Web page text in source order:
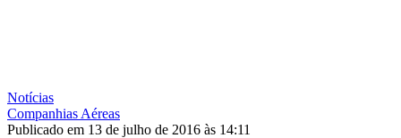
Notícias
Companhias Aéreas
Publicado em 13 de julho de 2016 às 14:11